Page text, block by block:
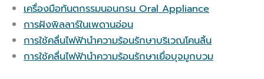
เครื่องมือทันตกรรมนอนกรน Oral Appliance
การฝังพิลลาร์ในเพดานอ่อน
การใช้คลื่นไฟฟ้านำความร้อนรักษาบริเวณโคนลิ้น
การใช้คลื่นไฟฟ้านำความร้อนรักษาเยื่อบุจมูกบวม